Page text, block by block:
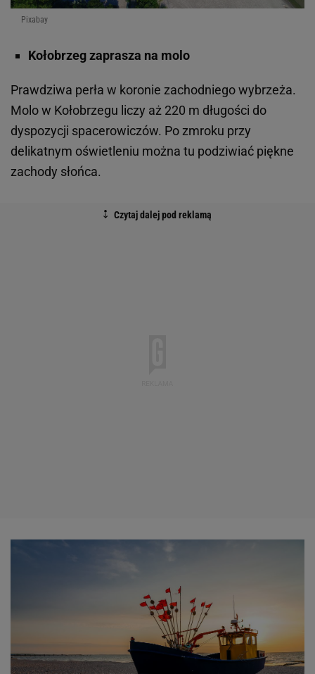
Pixabay
Kołobrzeg zaprasza na molo
Prawdziwa perła w koronie zachodniego wybrzeża.
Molo w Kołobrzegu liczy aż 220 m długości do
dyspozycji spacerowiczów. Po zmroku przy
delikatnym oświetleniu można tu podziwiać piękne
zachody słońca.